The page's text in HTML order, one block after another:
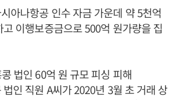
아나항공 인수 자금 가운데 약 5천억
이행보증금으로 500억 원가량을 집
법인 60억 원 규모 피싱 피해
인 직원 A씨가 2020년 3월 초 거래 상